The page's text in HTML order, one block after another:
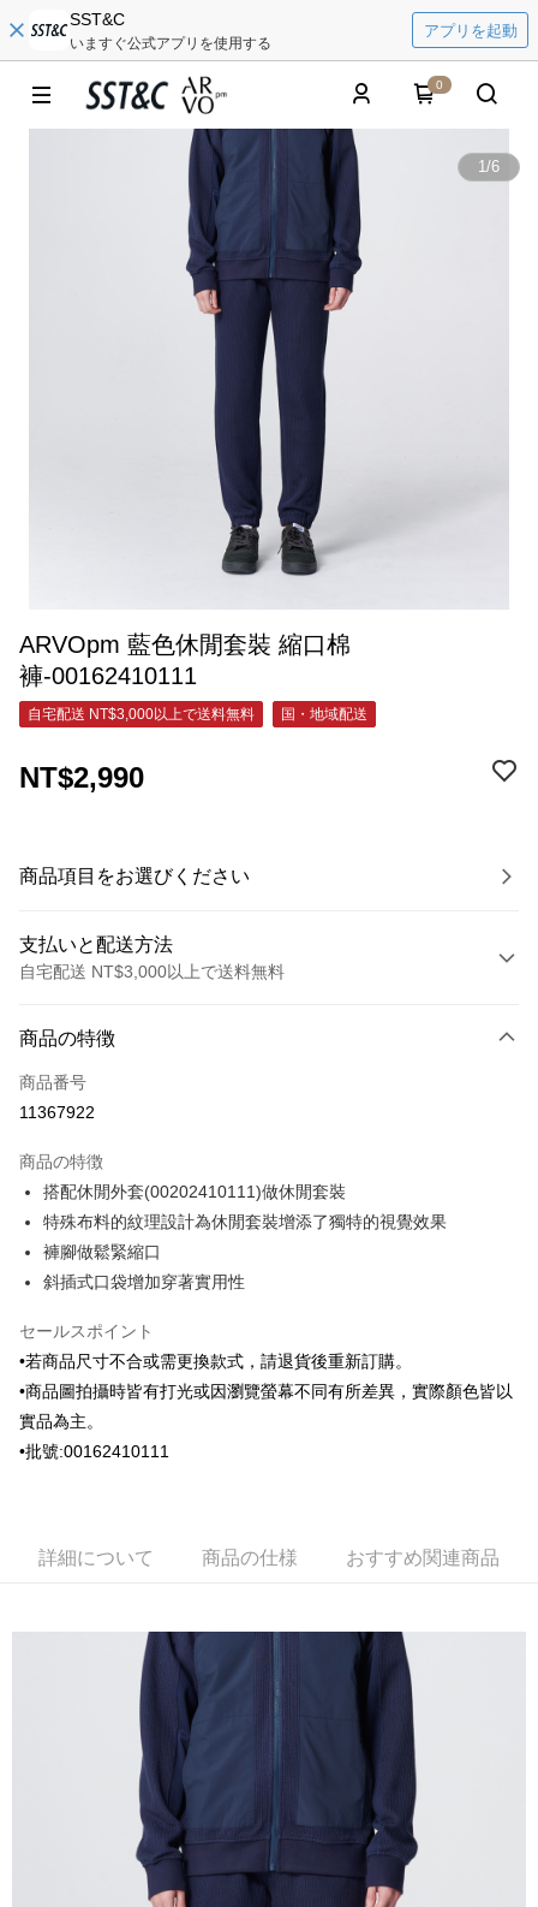
SST&C
いますぐ公式アプリを使用する
アプリを起動
0
1/6
ARVOpm 藍色休閒套裝 縮口棉
褲-00162410111
自宅配送 NT$3,000以上で送料無料 国・地域配送
NT$2,990
商品項目をお選びください
支払いと配送方法
自宅配送 NT$3,000以上で送料無料
クレジットカード1回払い
クレジットカード分割払い
合作金庫商業銀行
華南商業銀行
彰化商業銀行
上海商業儲蓄銀行
台北富邦商業銀行
国泰世華商業銀行
台湾中小企業銀行
聯邦商業銀行
玉山商業銀行
星展(台湾)商業銀行
台新國際商業銀行
中国信託商業銀行
台湾楽天クレジットカード会社
6回払い、金利0、毎回
合作金庫商業銀行
華南商業銀行
彰化商業銀行
上海商業儲蓄銀行
国泰世華商業銀行
HSBC(台湾)商業銀行
聯邦商業銀行
遠東国際商業銀行
元大商業銀行
永豐商業銀行
台新國際商業銀行
台湾楽天クレジットカード会社
Apple Pay
JKOPAY
配送方法
新竹物流宅配
配送毎にNT$120、NT$3,000以上で送料無料
LINEX 宇迅國際 送料を確認
商品の特徴
商品番号
11367922
商品の特徴
搭配休閒外套(00202410111)做休閒套裝
特殊布料的紋理設計為休閒套裝增添了獨特的視覺效果
褲腳做鬆緊縮口
斜插式口袋增加穿著實用性
セールスポイント
•若商品尺寸不合或需更換款式，請退貨後重新訂購。
•商品圖拍攝時皆有打光或因瀏覽螢幕不同有所差異，實際顏色皆以
實品為主。
•批號:00162410111
詳細について 商品の仕様 おすすめ関連商品